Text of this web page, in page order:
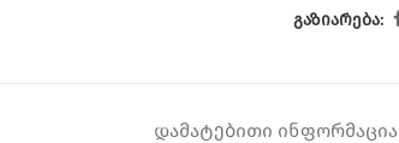
გაზიარება:
ᲓᲐᲛᲐᲢᲔᲑᲘᲗᲘ ᲘᲜᲤᲝᲠᲛᲐᲪᲘᲐ